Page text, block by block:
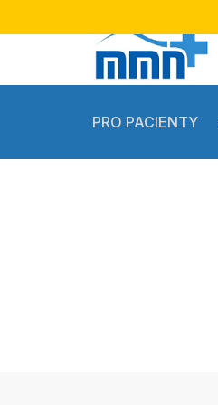
PRO PACIENTY